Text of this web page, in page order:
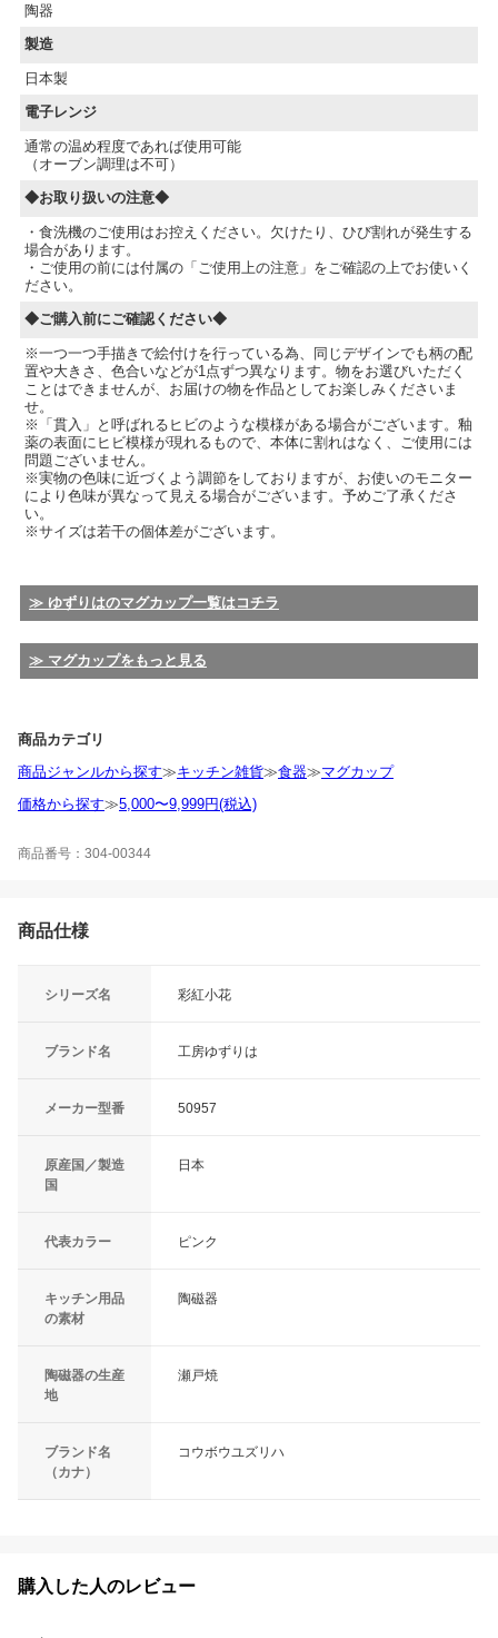
陶器
製造
日本製
電子レンジ
通常の温め程度であれば使用可能
（オーブン調理は不可）
◆お取り扱いの注意◆
・食洗機のご使用はお控えください。欠けたり、ひび割れが発生する
場合があります。
・ご使用の前には付属の「ご使用上の注意」をご確認の上でお使いく
ださい。
◆ご購入前にご確認ください◆
※一つ一つ手描きで絵付けを行っている為、同じデザインでも柄の配
置や大きさ、色合いなどが1点ずつ異なります。物をお選びいただく
ことはできませんが、お届けの物を作品としてお楽しみくださいま
せ。
※「貫入」と呼ばれるヒビのような模様がある場合がございます。釉
薬の表面にヒビ模様が現れるもので、本体に割れはなく、ご使用には
問題ございません。
※実物の色味に近づくよう調節をしておりますが、お使いのモニター
により色味が異なって見える場合がございます。予めご了承くださ
い。
※サイズは若干の個体差がございます。
≫ ゆずりはのマグカップ一覧はコチラ
≫ マグカップをもっと見る
商品カテゴリ
商品ジャンルから探す≫キッチン雑貨≫食器≫マグカップ
価格から探す≫5,000〜9,999円(税込)
商品番号：304-00344
商品仕様
シリーズ名 彩紅小花
ブランド名 工房ゆずりは
メーカー型番 50957
原産国／製造
国
日本
代表カラー ピンク
キッチン用品
の素材
陶磁器
陶磁器の生産
地
瀬戸焼
ブランド名
（カナ）
コウボウユズリハ
購入した人のレビュー